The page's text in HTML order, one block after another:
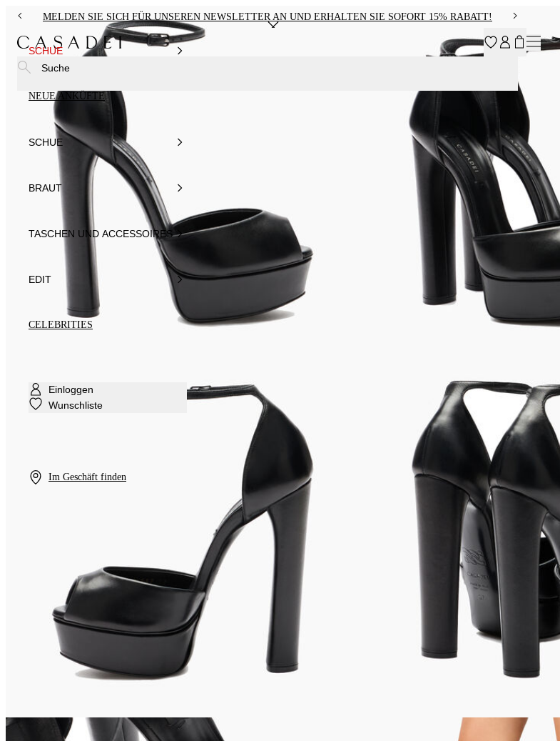
MELDEN SIE SICH FÜR UNSEREN NEWSLETTER AN UND ERHALTEN SIE SOFORT 15% RABATT!
SCHUE
NEUE ANKÜFTE
SCHUE
BRAUT
TASCHEN UND ACCESSOIRES
EDIT
CELEBRITIES
Einloggen
Wunschliste
Im Geschäft finden
Suche